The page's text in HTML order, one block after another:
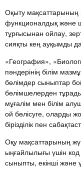
Оқыту мақсаттарының
функционалдық және
тұрғысынан ойлау,
сияқты кең ауқымды
«География»,
пәндерінің білім
бөлімдер сыныптар
бөлімшелерден
мұғалім мен білім
ой бөлісуге, оларды
бірізділік пен
Оқу мақсаттарының
ыңғайлылығы үшін код
сыныпты, екінші және